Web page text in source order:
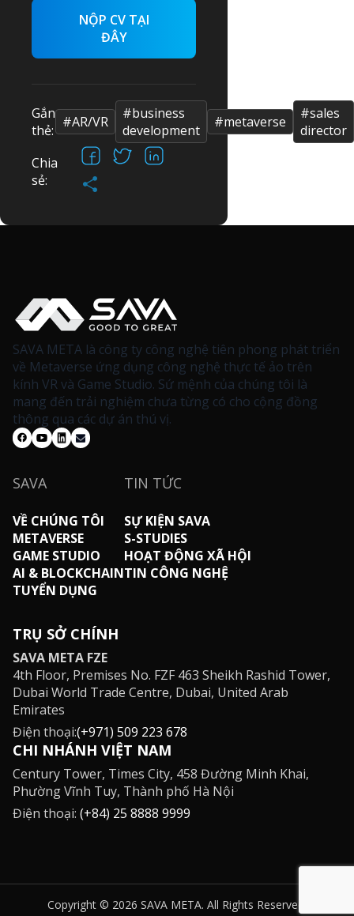
NỘP CV TẠI
ĐÂY
Gắn
thẻ: #AR/VR
#business
development
#metaverse
#sales
director
Chia
sẻ:
Facebook
X
SAVA META là công ty công nghệ tiên phong phát triển
về Metaverse ứng dụng công nghệ thực tế ảo trên
kính VR và Game Studio. Sứ mệnh của chúng tôi là
mang đến trải nghiệm chưa từng có cho cộng đồng
thông qua các dự án thú vị.
SAVA
VỀ CHÚNG TÔI
METAVERSE
GAME STUDIO
AI & BLOCKCHAIN
TUYỂN DỤNG
TIN TỨC
SỰ KIỆN SAVA
S-STUDIES
HOẠT ĐỘNG XÃ HỘI
TIN CÔNG NGHỆ
TRỤ SỞ CHÍNH
SAVA META FZE
4th Floor, Premises No. FZF 463 Sheikh Rashid Tower,
Dubai World Trade Centre, Dubai, United Arab
Emirates
Điện thoại:(+971) 509 223 678
CHI NHÁNH VIỆT NAM
Century Tower, Times City, 458 Đường Minh Khai,
Phường Vĩnh Tuy, Thành phố Hà Nội
Điện thoại: (+84) 25 8888 9999
Copyright © 2026 SAVA META. All Rights Reserved.